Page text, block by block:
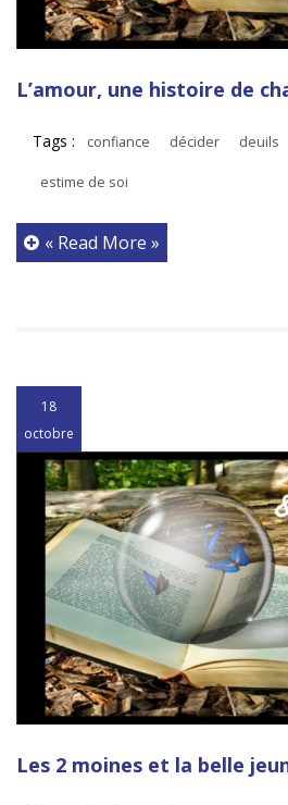
L’amour, une histoire de
Tags : confiance décider deuils
estime de soi
« Read More »
18
octobre
2018
Les 2 moines et la belle